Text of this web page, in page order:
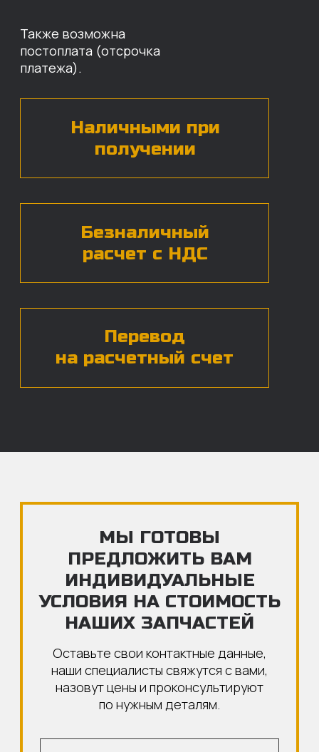
назовут цены и проконсультируют
по нужным деталям.
БЕСПЛАТНАЯ КОНСУЛЬТАЦИЯ
ЧАСТЫЕ ВОПРОСЫ